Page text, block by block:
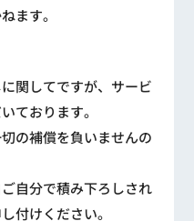
ます。
関してですが、サービ
ております。
の補償を負いませんの
自分で積み下ろしされ
付けください。